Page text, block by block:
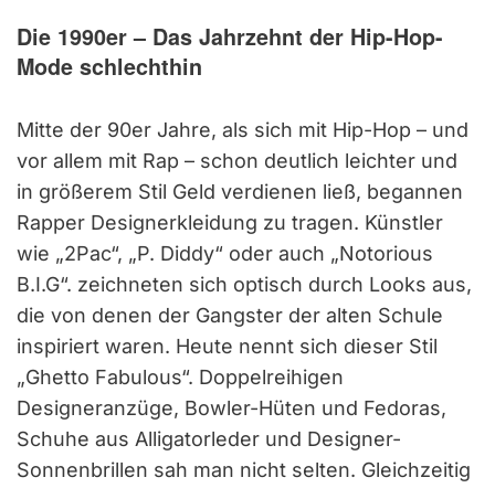
Die 1990er – Das Jahrzehnt der Hip-Hop-
Mode schlechthin
Mitte der 90er Jahre, als sich mit Hip-Hop – und
vor allem mit Rap – schon deutlich leichter und
in größerem Stil Geld verdienen ließ, begannen
Rapper Designerkleidung zu tragen. Künstler
wie „2Pac“, „P. Diddy“ oder auch „Notorious
B.I.G“. zeichneten sich optisch durch Looks aus,
die von denen der Gangster der alten Schule
inspiriert waren. Heute nennt sich dieser Stil
„Ghetto Fabulous“. Doppelreihigen
Designeranzüge, Bowler-Hüten und Fedoras,
Schuhe aus Alligatorleder und Designer-
Sonnenbrillen sah man nicht selten. Gleichzeitig